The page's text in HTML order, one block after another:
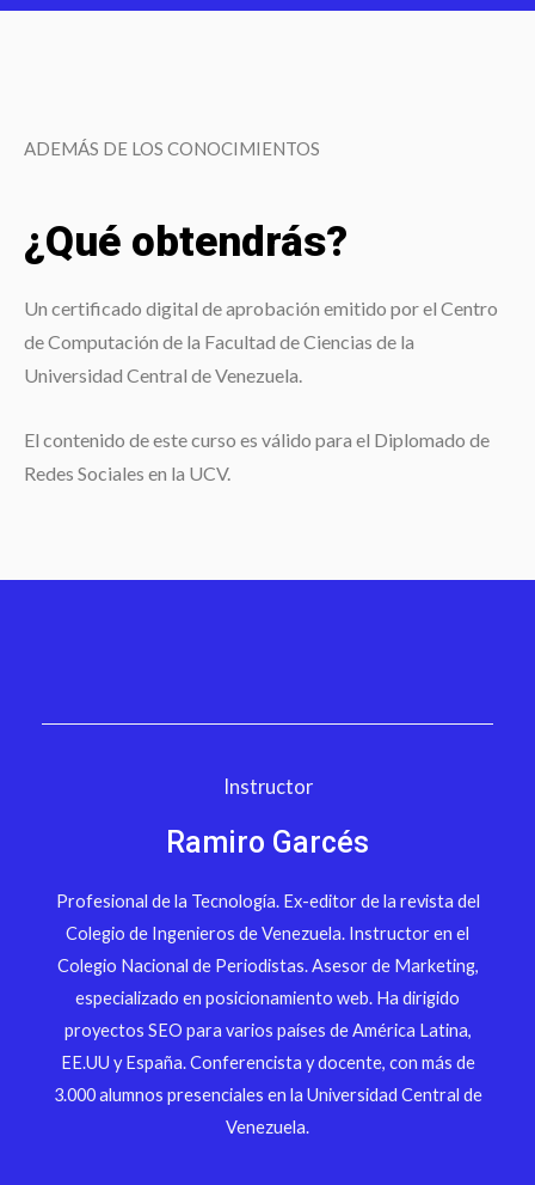
ADEMÁS DE LOS CONOCIMIENTOS
¿Qué obtendrás?
Un certificado digital de aprobación emitido por el Centro
de Computación de la Facultad de Ciencias de la
Universidad Central de Venezuela.
El contenido de este curso es válido para el Diplomado de
Redes Sociales en la UCV.
Instructor
Ramiro Garcés
Profesional de la Tecnología. Ex-editor de la revista del
Colegio de Ingenieros de Venezuela. Instructor en el
Colegio Nacional de Periodistas. Asesor de Marketing,
especializado en posicionamiento web. Ha dirigido
proyectos SEO para varios países de América Latina,
EE.UU y España. Conferencista y docente, con más de
3.000 alumnos presenciales en la Universidad Central de
Venezuela.